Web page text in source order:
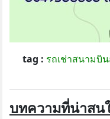
tag : รถเช่าสนามบิ
บทความที่น่าสน